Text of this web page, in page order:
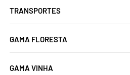
TRANSPORTES
GAMA FLORESTA
GAMA VINHA